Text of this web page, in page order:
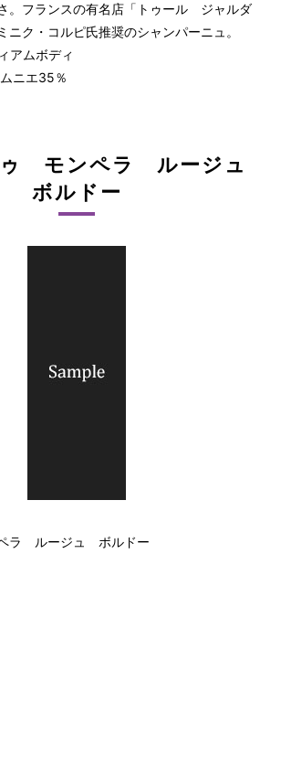
。フランスの有名店「トゥール ジャルダ
ニク・コルピ氏推奨のシャンパーニュ。
アムボディ
ニエ35％
ゥ モンペラ ルージュ
ボルドー
ラ ルージュ ボルドー